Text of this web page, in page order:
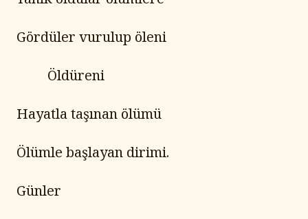
Gördüler vurulup öleni
	     Öldüreni
Hayatla taşınan ölümü
Ölümle başlayan dirimi.
Günler